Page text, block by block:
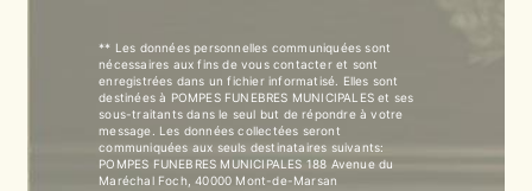
** Les données personnelles communiquées sont
nécessaires aux fins de vous contacter et sont
enregistrées dans un fichier informatisé. Elles sont
destinées à POMPES FUNEBRES MUNICIPALES et ses
sous-traitants dans le seul but de répondre à votre
message. Les données collectées seront
communiquées aux seuls destinataires suivants:
POMPES FUNEBRES MUNICIPALES 188 Avenue du
Maréchal Foch, 40000 Mont-de-Marsan